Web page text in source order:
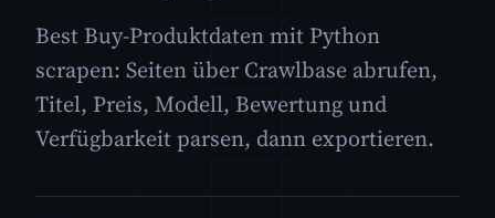
Best Buy-Produktdaten mit Python
scrapen: Seiten über Crawlbase abrufen,
Titel, Preis, Modell, Bewertung und
Verfügbarkeit parsen, dann exportieren.